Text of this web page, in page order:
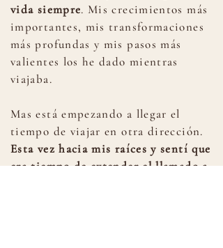
vida siempre. Mis crecimientos más
importantes, mis transformaciones
más profundas y mis pasos más
valientes los he dado mientras
viajaba.
Mas está empezando a llegar el
tiempo de viajar en otra dirección.
Esta vez hacia mis raíces y sentí que
era tiempo de extender el llamado a